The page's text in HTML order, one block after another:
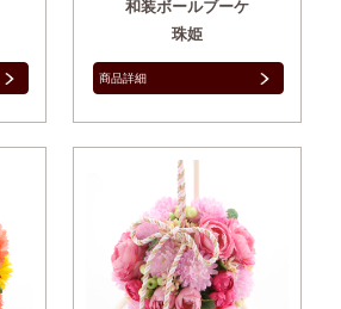
和装ボールブーケ
珠姫
商品詳細